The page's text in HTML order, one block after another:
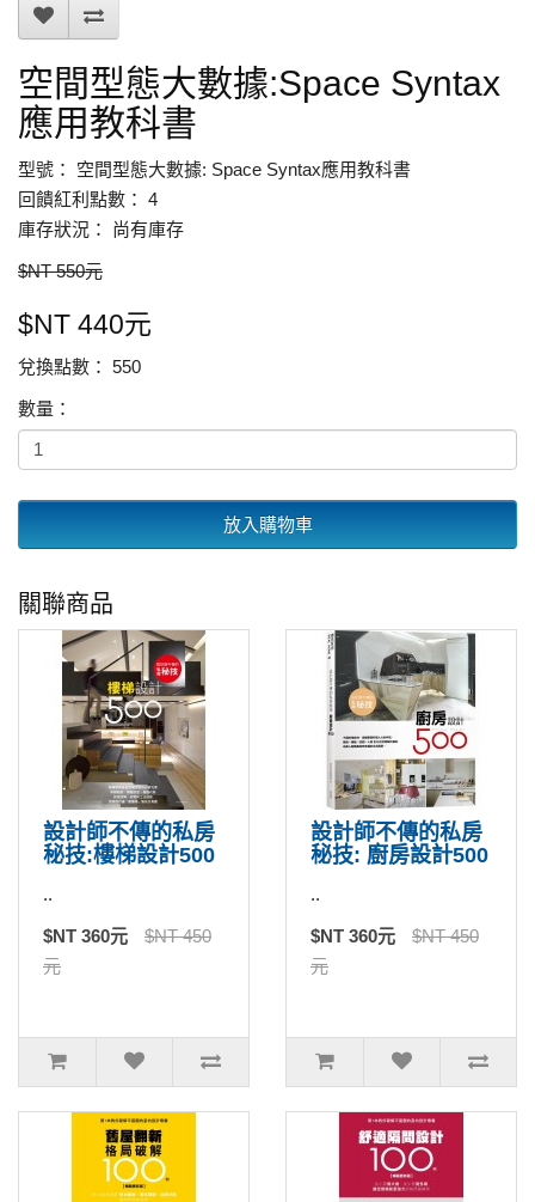
空間型態大數據:Space Syntax
應用教科書
型號： 空間型態大數據: Space Syntax應用教科書
回饋紅利點數： 4
庫存狀況： 尚有庫存
$NT 550元
$NT 440元
兌換點數： 550
數量：
放入購物車
關聯商品
設計師不傳的私房
秘技:樓梯設計500
..
$NT 360元
$NT 450
元
設計師不傳的私房
秘技: 廚房設計500
..
$NT 360元
$NT 450
元